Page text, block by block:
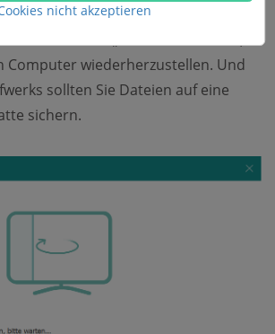
dem RAW-Laufwerk die Dateien aus
Computer wiederherzustellen. Und
sollten Sie Dateien auf eine
sichern.
nicht akzeptieren